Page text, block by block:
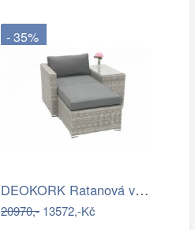
- 35%
DEOKORK Ratanová variabilní sestava…
20970,-13572,-Kč